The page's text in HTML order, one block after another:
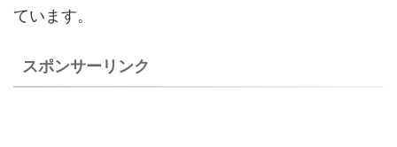
ています。
スポンサーリンク